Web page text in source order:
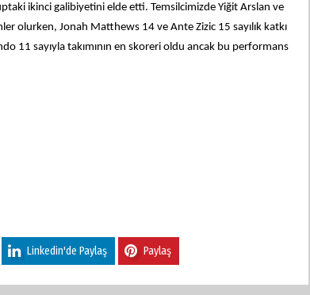
ikinci galibiyetini elde etti. Temsilcimizde Yiğit Arslan ve
olurken, Jonah Matthews 14 ve Ante Zizic 15 sayılık katkı
11 sayıyla takımının en skoreri oldu ancak bu performans
Linkedin'de Paylaş Paylaş